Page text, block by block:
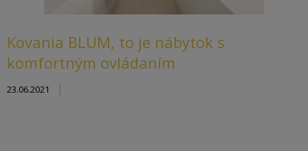
Kovania BLUM, to je nábytok s
komfortným ovládaním
23.06.2021